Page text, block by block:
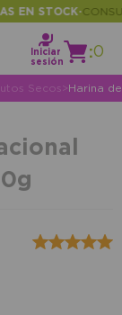
STOCK•
Iniciar
sesión
:0
Secos >Harina